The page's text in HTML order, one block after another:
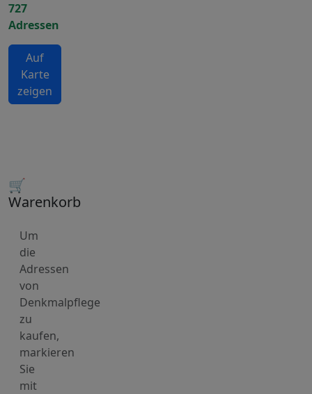
727
Adressen
Auf
Karte
zeigen
🛒
Warenkorb
Um
die
Adressen
von
Denkmalpflege
zu
kaufen,
markieren
Sie
mit